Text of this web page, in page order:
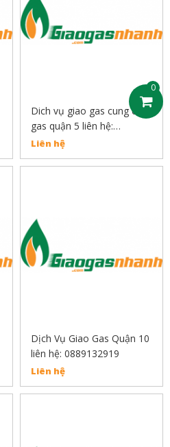
0
Dich vụ giao gas cung cấp
gas quận 5 liên hệ:
0889132919
Liên hệ
Dịch Vụ Giao Gas Quận 10
liên hệ: 0889132919
Liên hệ